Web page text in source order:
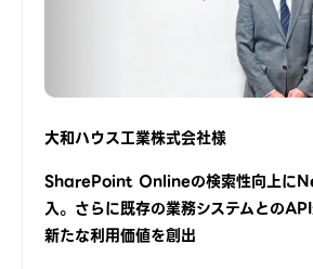
大和ハウス工業株式会社様
SharePoint Onlineの検索性向上に
入。さらに既存の業務システムとのAPI
新たな利用価値を創出